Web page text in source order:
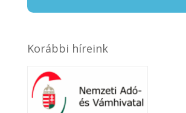
Korábbi híreink